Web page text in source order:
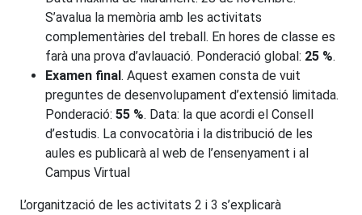
S’avalua la memòria amb les activitats
complementàries del treball. En hores de classe es
farà una prova d’avlauació. Ponderació global: 25 %.
Examen final. Aquest examen consta de vuit
preguntes de desenvolupament d’extensió limitada.
Ponderació: 55 %. Data: la que acordi el Consell
d’estudis. La convocatòria i la distribució de les
aules es publicarà al web de l’ensenyament i al
Campus Virtual
L’organització de les activitats 2 i 3 s’explicarà